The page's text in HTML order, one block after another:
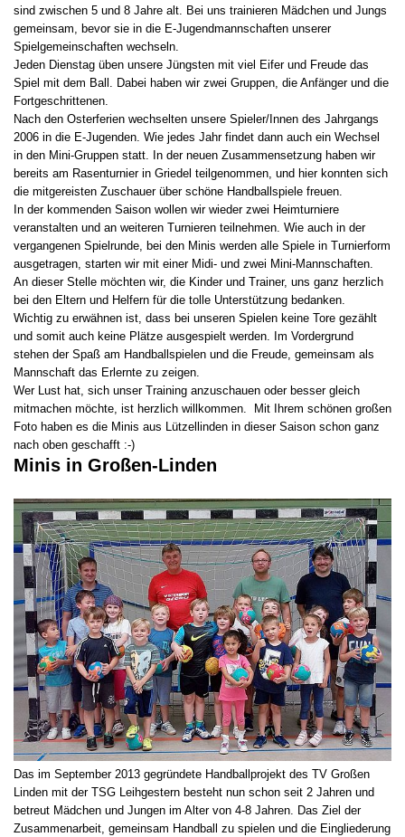
sind zwischen 5 und 8 Jahre alt. Bei uns trainieren Mädchen und Jungs
gemeinsam, bevor sie in die E-Jugendmannschaften unserer
Spielgemeinschaften wechseln.
Jeden Dienstag üben unsere Jüngsten mit viel Eifer und Freude das
Spiel mit dem Ball. Dabei haben wir zwei Gruppen, die Anfänger und die
Fortgeschrittenen.
Nach den Osterferien wechselten unsere Spieler/Innen des Jahrgangs
2006 in die E-Jugenden. Wie jedes Jahr findet dann auch ein Wechsel
in den Mini-Gruppen statt. In der neuen Zusammensetzung haben wir
bereits am Rasenturnier in Griedel teilgenommen, und hier konnten sich
die mitgereisten Zuschauer über schöne Handballspiele freuen.
In der kommenden Saison wollen wir wieder zwei Heimturniere
veranstalten und an weiteren Turnieren teilnehmen. Wie auch in der
vergangenen Spielrunde, bei den Minis werden alle Spiele in Turnierform
ausgetragen, starten wir mit einer Midi- und zwei Mini-Mannschaften.
An dieser Stelle möchten wir, die Kinder und Trainer, uns ganz herzlich
bei den Eltern und Helfern für die tolle Unterstützung bedanken.
Wichtig zu erwähnen ist, dass bei unseren Spielen keine Tore gezählt
und somit auch keine Plätze ausgespielt werden. Im Vordergrund
stehen der Spaß am Handballspielen und die Freude, gemeinsam als
Mannschaft das Erlernte zu zeigen.
Wer Lust hat, sich unser Training anzuschauen oder besser gleich
mitmachen möchte, ist herzlich willkommen. Mit Ihrem schönen großen
Foto haben es die Minis aus Lützellinden in dieser Saison schon ganz
nach oben geschafft :-)
Minis in Großen-Linden
Das im September 2013 gegründete Handballprojekt des TV Großen
Linden mit der TSG Leihgestern besteht nun schon seit 2 Jahren und
betreut Mädchen und Jungen im Alter von 4-8 Jahren. Das Ziel der
Zusammenarbeit, gemeinsam Handball zu spielen und die Eingliederung